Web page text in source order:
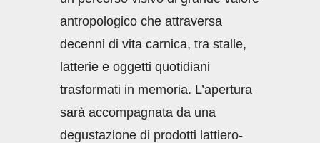
antropologico che attraversa
decenni di vita carnica, tra stalle,
latterie e oggetti quotidiani
trasformati in memoria. L’apertura
sarà accompagnata da una
degustazione di prodotti lattiero-